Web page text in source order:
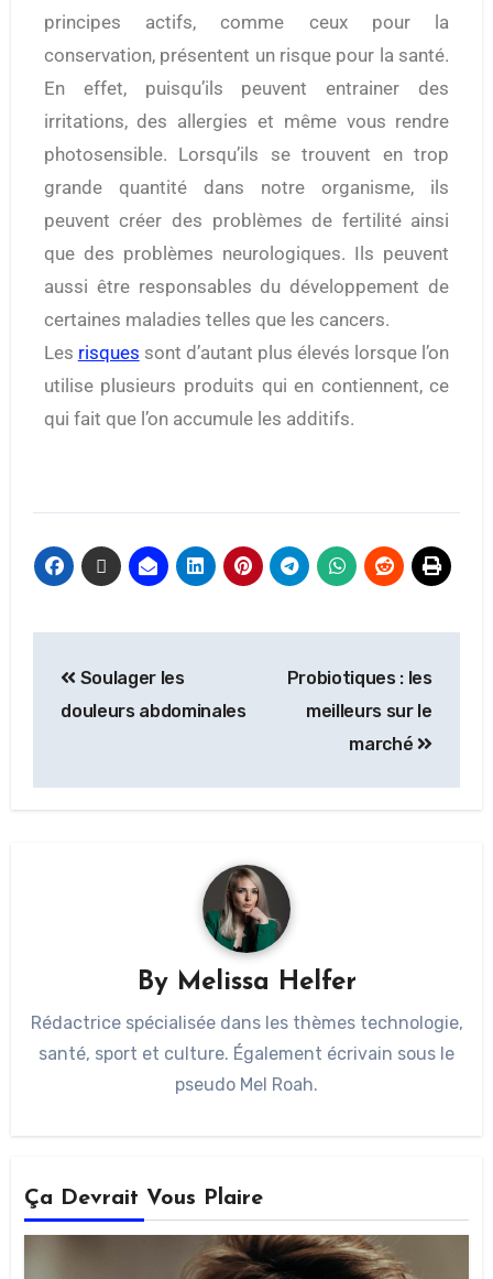
principes actifs, comme ceux pour la
conservation, présentent un risque pour la santé.
En effet, puisqu’ils peuvent entrainer des
irritations, des allergies et même vous rendre
photosensible. Lorsqu’ils se trouvent en trop
grande quantité dans notre organisme, ils
peuvent créer des problèmes de fertilité ainsi
que des problèmes neurologiques. Ils peuvent
aussi être responsables du développement de
certaines maladies telles que les cancers.
Les risques sont d’autant plus élevés lorsque l’on
utilise plusieurs produits qui en contiennent, ce
qui fait que l’on accumule les additifs.
Soulager les
douleurs abdominales
Probiotiques : les
meilleurs sur le
marché
By Melissa Helfer
Rédactrice spécialisée dans les thèmes technologie,
santé, sport et culture. Également écrivain sous le
pseudo Mel Roah.
Ça Devrait Vous Plaire